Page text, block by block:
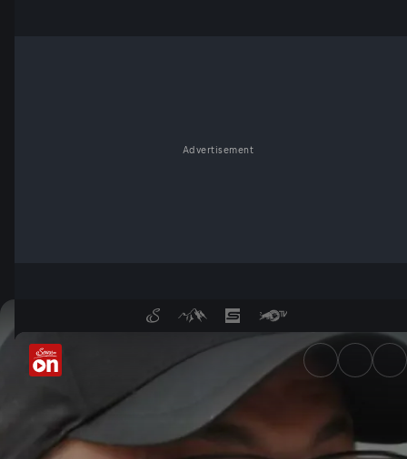
Advertisement
Mohamed Sahli: "Ein Herz,